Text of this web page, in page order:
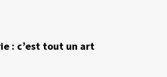
: c’est tout un art